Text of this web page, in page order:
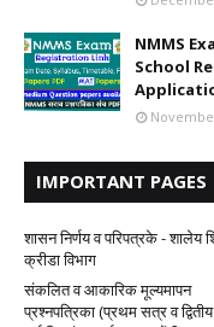
NMMS
School
IMPORTANT PAGES
शासन निर्णय व परिपत्रके - शालेय
क्रीडा विभाग
संकलित व आकारिक मूल्यमापन
प्रश्नपत्रिका (प्रथम सत्र व